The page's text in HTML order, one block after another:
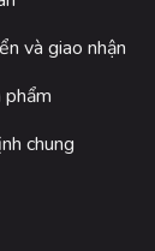
và giao nhận
chung